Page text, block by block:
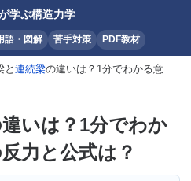
学ぶ構造力学
語・図解 苦手対策 PDF教材
と連続梁の違いは？1分でわかる意
いは？1分でわか
力と公式は？